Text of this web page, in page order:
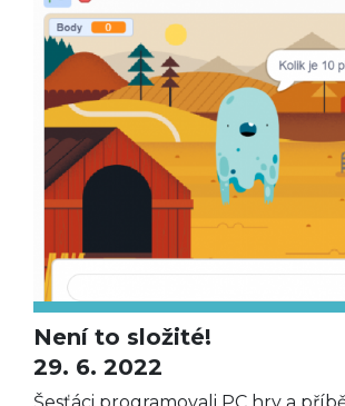
Není to složité!
29. 6. 2022